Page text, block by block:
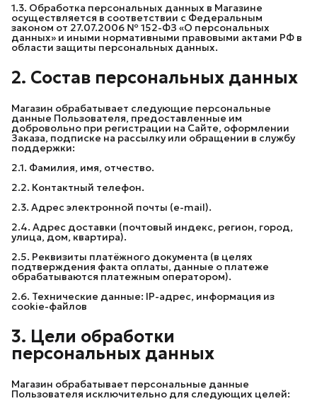
1.3. Обработка персональных данных в Магазине
осуществляется в соответствии с Федеральным
законом от 27.07.2006 № 152-ФЗ «О персональных
данных» и иными нормативными правовыми актами РФ в
области защиты персональных данных.
2. Состав персональных данных
Магазин обрабатывает следующие персональные
данные Пользователя, предоставленные им
добровольно при регистрации на Сайте, оформлении
Заказа, подписке на рассылку или обращении в службу
поддержки:
2.1. Фамилия, имя, отчество.
2.2. Контактный телефон.
2.3. Адрес электронной почты (e-mail).
2.4. Адрес доставки (почтовый индекс, регион, город,
улица, дом, квартира).
2.5. Реквизиты платёжного документа (в целях
подтверждения факта оплаты, данные о платеже
обрабатываются платежным оператором).
2.6. Технические данные: IP-адрес, информация из
cookie-файлов
3. Цели обработки
персональных данных
Магазин обрабатывает персональные данные
Пользователя исключительно для следующих целей: